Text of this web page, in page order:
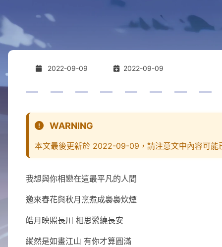
2022-09-09 2022-09-09
WARNING
本文最後更新於 2022-09-09，請注意文中內容可能
我想與你相戀在這最平凡的人間
邀來春花與秋月烹煮成裊裊炊煙
皓月映照長川 相思縈繞長安
縱然是如畫江山 有你才算圓滿